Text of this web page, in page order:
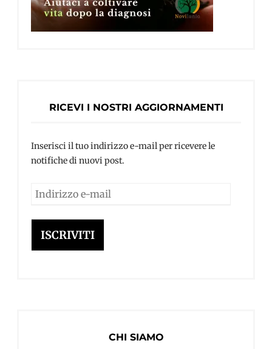
RICEVI I NOSTRI AGGIORNAMENTI
Inserisci il tuo indirizzo e-mail per ricevere le
notifiche di nuovi post.
Indirizzo
mail
ISCRIVITI
CHI SIAMO